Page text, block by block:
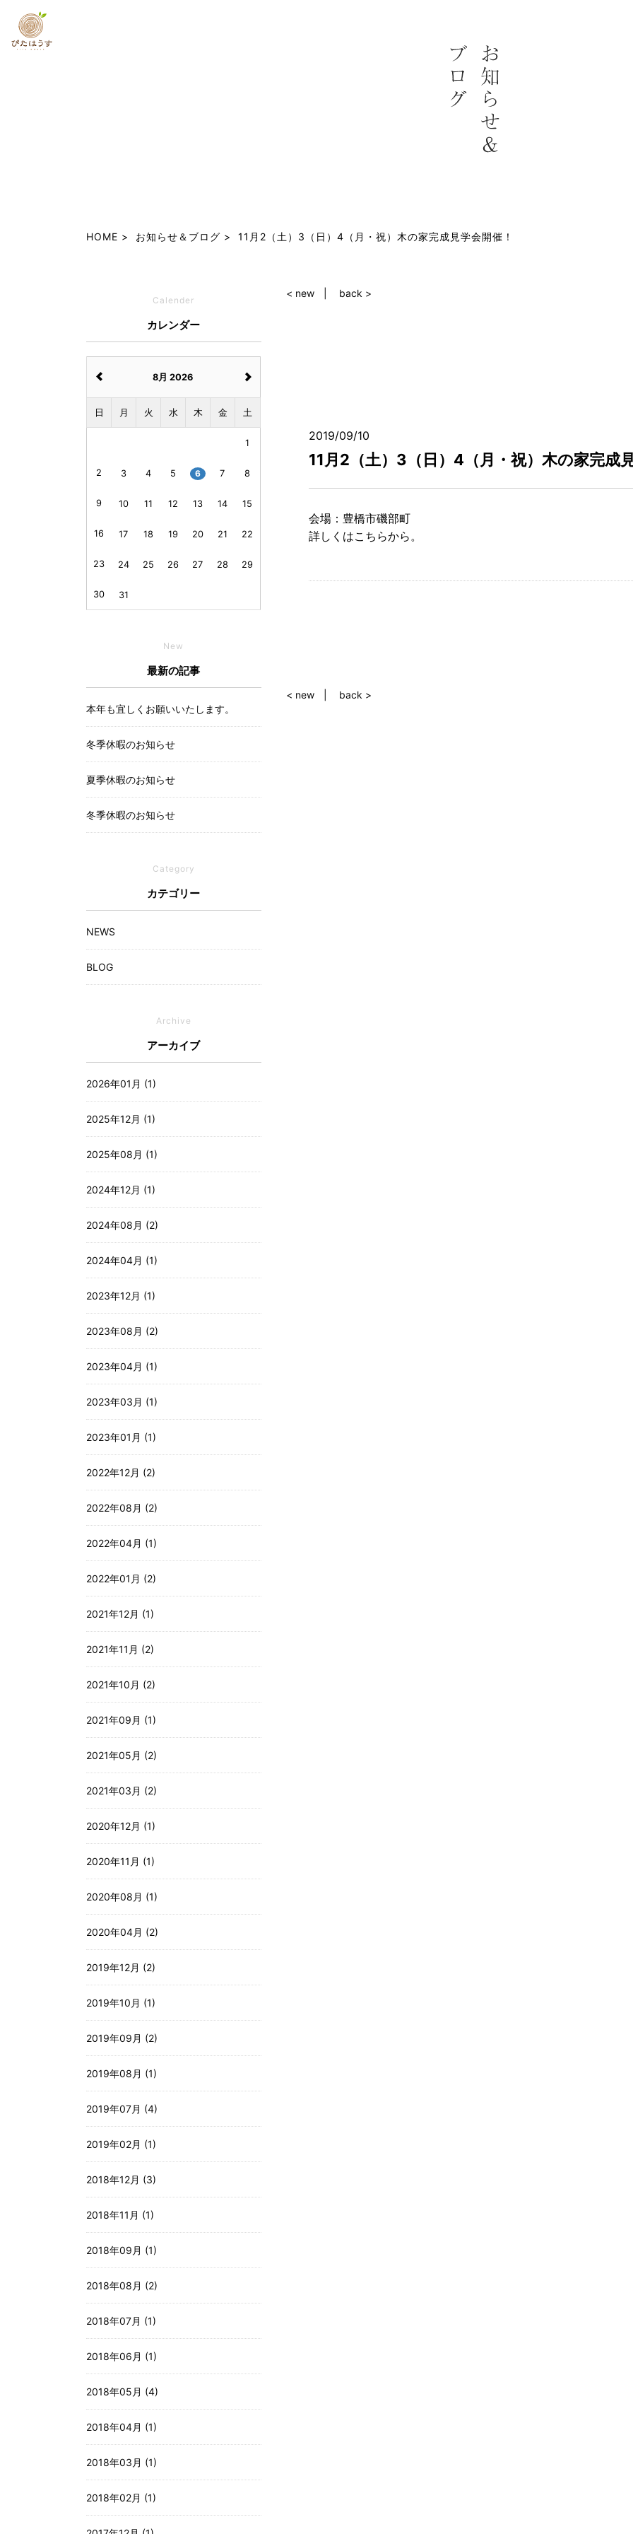
HOME お知らせ＆ブログ 11月2（土）3（日）4（月・祝）木の家完成見学会開催！
< new back >
2019/09/10
11月2（土）3（日）4（月・祝）木の家完成
会場：豊橋市磯部町
詳しくはこちらから。
< new back >
Calender
カレンダー
8月 2026
日 月 火 水 木 金 土
1
2 3 4 5 6 7 8
9 10 11 12 13 14 15
16 17 18 19 20 21 22
23 24 25 26 27 28 29
30 31
New
最新の記事
本年も宜しくお願いいたします。
冬季休暇のお知らせ
夏季休暇のお知らせ
冬季休暇のお知らせ
Category
カテゴリー
NEWS
BLOG
Archive
アーカイブ
2026年01月 (1)
2025年12月 (1)
2025年08月 (1)
2024年12月 (1)
2024年08月 (2)
2024年04月 (1)
2023年12月 (1)
2023年08月 (2)
2023年04月 (1)
2023年03月 (1)
2023年01月 (1)
2022年12月 (2)
2022年08月 (2)
2022年04月 (1)
2022年01月 (2)
2021年12月 (1)
2021年11月 (2)
2021年10月 (2)
2021年09月 (1)
2021年05月 (2)
2021年03月 (2)
2020年12月 (1)
2020年11月 (1)
2020年08月 (1)
2020年04月 (2)
2019年12月 (2)
2019年10月 (1)
2019年09月 (2)
2019年08月 (1)
2019年07月 (4)
2019年02月 (1)
2018年12月 (3)
2018年11月 (1)
2018年09月 (1)
2018年08月 (2)
2018年07月 (1)
2018年06月 (1)
2018年05月 (4)
2018年04月 (1)
2018年03月 (1)
2018年02月 (1)